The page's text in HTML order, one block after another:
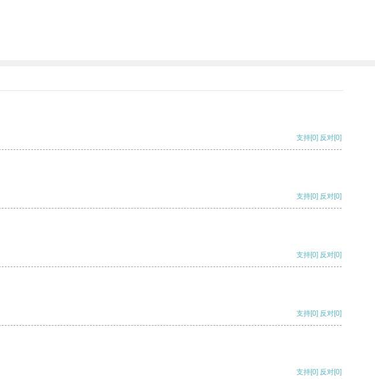
支持[0] 反对[0]
支持[0] 反对[0]
支持[0] 反对[0]
支持[0] 反对[0]
支持[0] 反对[0]